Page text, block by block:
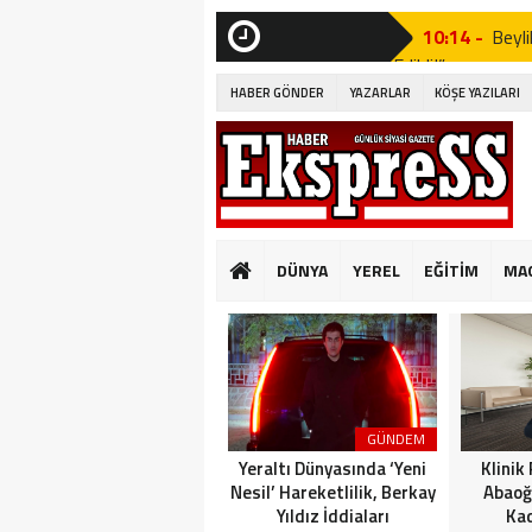
10:14 -
Edildi!”
19:53 -
19:51 -
19:49 -
GÜNKÜ GİBİ
10:14 -
Edildi!”
19:53 -
19:51 -
HABER GÖNDER YAZARLAR KÖŞE YAZILARI
DÜNYA YEREL EĞİTİM
GÜNDEM
Yeraltı Dünyasında ‘Yeni
Nesil’ Hareketlilik, Berkay
Yıldız İddiaları
Klinik